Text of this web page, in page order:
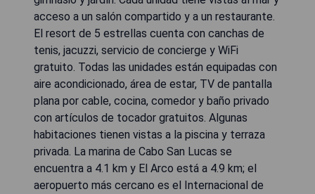
acceso a un salón compartido y a un restaurante.
El resort de 5 estrellas cuenta con canchas de
tenis, jacuzzi, servicio de concierge y WiFi
gratuito. Todas las unidades están equipadas con
aire acondicionado, área de estar, TV de pantalla
plana por cable, cocina, comedor y baño privado
con artículos de tocador gratuitos. Algunas
habitaciones tienen vistas a la piscina y terraza
privada. La marina de Cabo San Lucas se
encuentra a 4.1 km y El Arco está a 4.9 km; el
aeropuerto más cercano es el Internacional de